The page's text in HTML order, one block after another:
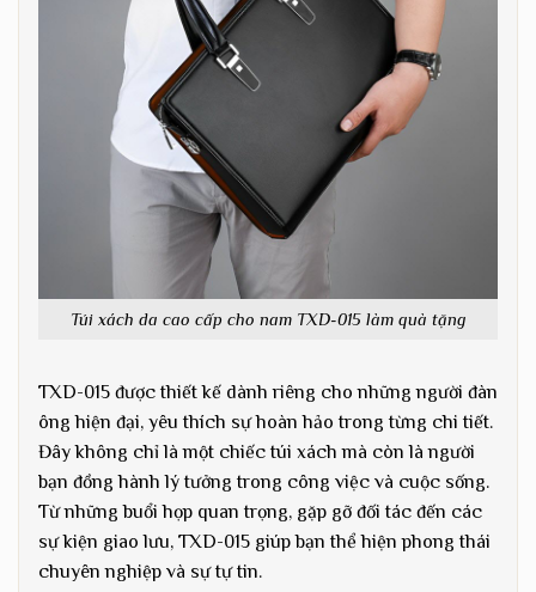
Túi xách da cao cấp cho nam TXD-015 làm quà tặng
TXD-015 được thiết kế dành riêng cho những người đàn
ông hiện đại, yêu thích sự hoàn hảo trong từng chi tiết.
Đây không chỉ là một chiếc túi xách mà còn là người
bạn đồng hành lý tưởng trong công việc và cuộc sống.
Từ những buổi họp quan trọng, gặp gỡ đối tác đến các
sự kiện giao lưu, TXD-015 giúp bạn thể hiện phong thái
chuyên nghiệp và sự tự tin.